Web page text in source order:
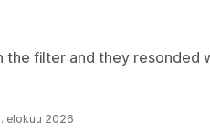
the filter and they resonded
elokuu 2026